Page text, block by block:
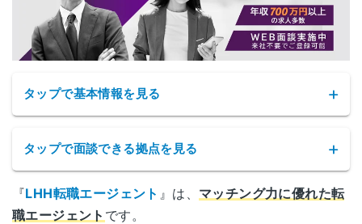
タップで基本情報を見る
タップで面談できる拠点を見る
LHH転職エージェントの拠点
『LHH転職エージェント 』は、 マッチング力に優れた転
職エージェント です。